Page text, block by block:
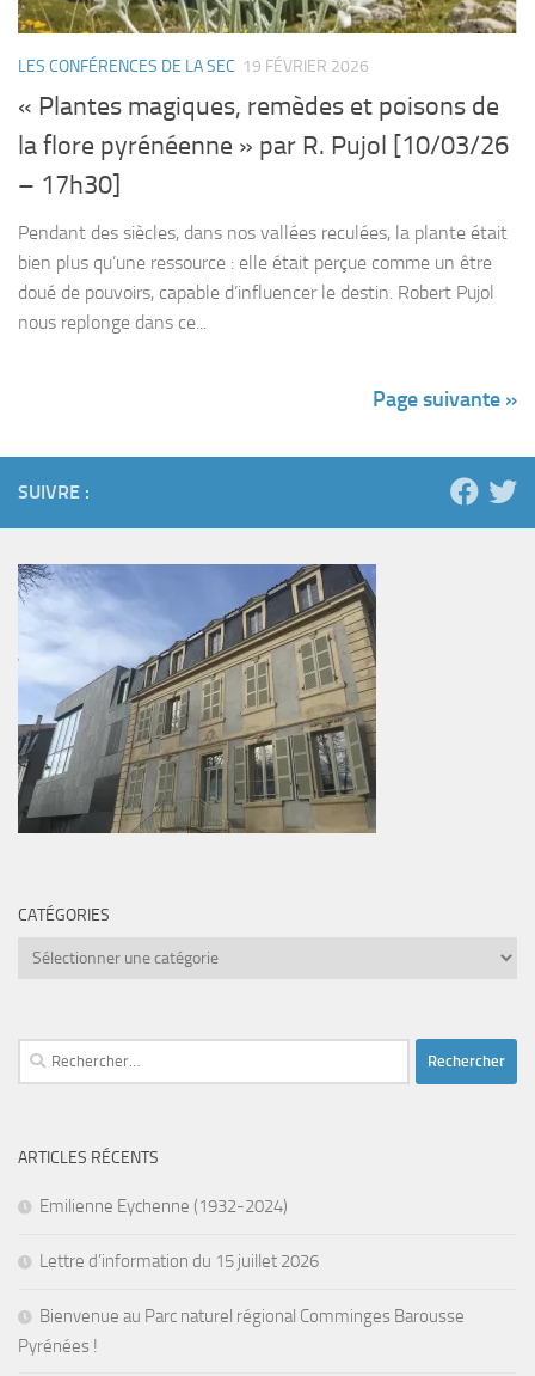
LES CONFÉRENCES DE LA SEC 19 FÉVRIER 2026
« Plantes magiques, remèdes et poisons de
la flore pyrénéenne » par R. Pujol [10/03/26
– 17h30]
Pendant des siècles, dans nos vallées reculées, la plante était
bien plus qu’une ressource : elle était perçue comme un être
doué de pouvoirs, capable d’influencer le destin. Robert Pujol
nous replonge dans ce...
Page suivante »
SUIVRE :
CATÉGORIES
Catégories
Rechercher :
ARTICLES RÉCENTS
Emilienne Eychenne (1932-2024)
Lettre d’information du 15 juillet 2026
Bienvenue au Parc naturel régional Comminges Barousse
Pyrénées !